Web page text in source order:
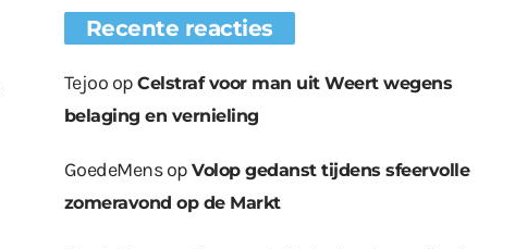
Recente reacties
Tejoo opCelstraf voor man uit Weert wegens
belaging en vernieling
GoedeMensopVolop gedanst tijdens sfeervolle
zomeravond op de Markt